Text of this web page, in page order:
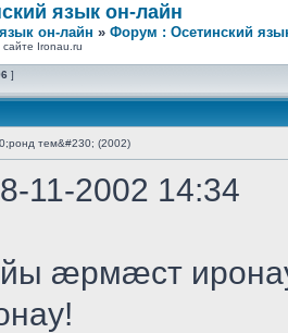
язык он-лайн
он-лайн » Форум : Осетинский
Ironau.ru
]
тем&#230; (2002)
11-2002 14:34
æрмæст